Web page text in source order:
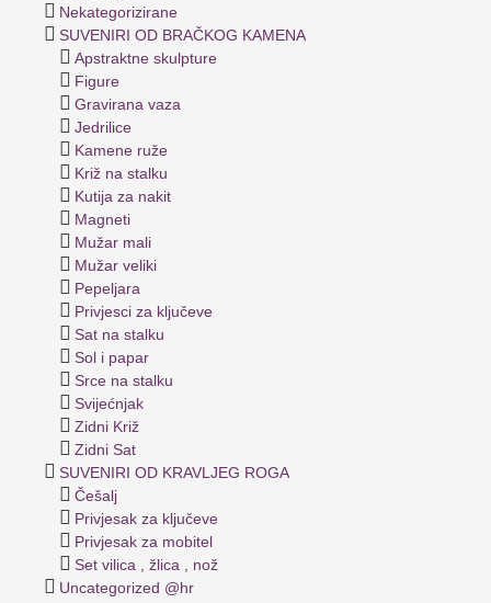
Nekategorizirane
SUVENIRI OD BRAČKOG KAMENA
Apstraktne skulpture
Figure
Gravirana vaza
Jedrilice
Kamene ruže
Križ na stalku
Kutija za nakit
Magneti
Mužar mali
Mužar veliki
Pepeljara
Privjesci za ključeve
Sat na stalku
Sol i papar
Srce na stalku
Svijećnjak
Zidni Križ
Zidni Sat
SUVENIRI OD KRAVLJEG ROGA
Češalj
Privjesak za ključeve
Privjesak za mobitel
Set vilica , žlica , nož
Uncategorized @hr